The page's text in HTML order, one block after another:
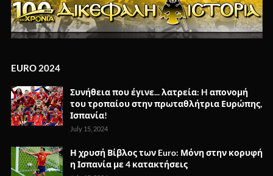
EURO 2024
Συνήθεια που έγινε... λατρεία: H απονομή
του τροπαίου στην πρωταθλήτρια Ευρώπης,
Ισπανία!
July 15, 2024
Η χρυσή Βίβλος των Euro: Μόνη στην κορυφή
η Ισπανία με 4 κατακτήσεις